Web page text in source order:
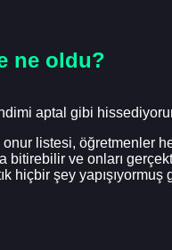
ne oldu?
aptal gibi
onur listesi,
ve onları
hiçbir şey yapışıyormuş